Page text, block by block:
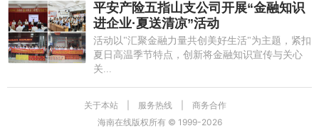
平安产险五指山支公司开展“金融知识
进企业·夏送清凉”活动
活动以"汇聚金融力量共创美好生活"为主题，紧扣
夏日高温季节特点，创新将金融知识宣传与关心
关...
关于本站 服务热线
商务合作
海南在线版权所有 © 1999-2026